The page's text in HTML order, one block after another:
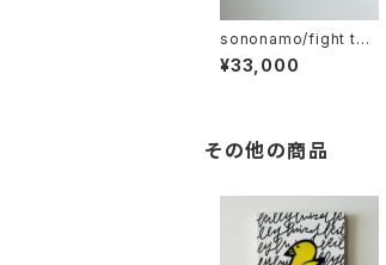
sononamo/fight the
power
¥33,000
その他の商品